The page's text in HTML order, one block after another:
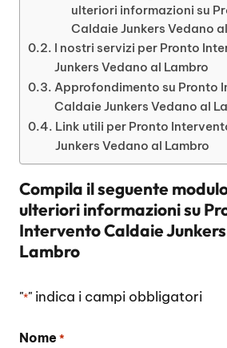
ulteriori informazioni su
Caldaie Junkers Vedano
I nostri servizi per Pronto
Junkers Vedano al Lambro
Approfondimento su Pronto
Caldaie Junkers Vedano al
Link utili per Pronto
Junkers Vedano al Lambro
Compila il seguente
ulteriori informazioni su
Intervento Caldaie
Lambro
"*" indica i campi obbligatori
Nome *